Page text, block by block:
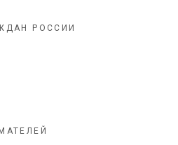
РОССИИ